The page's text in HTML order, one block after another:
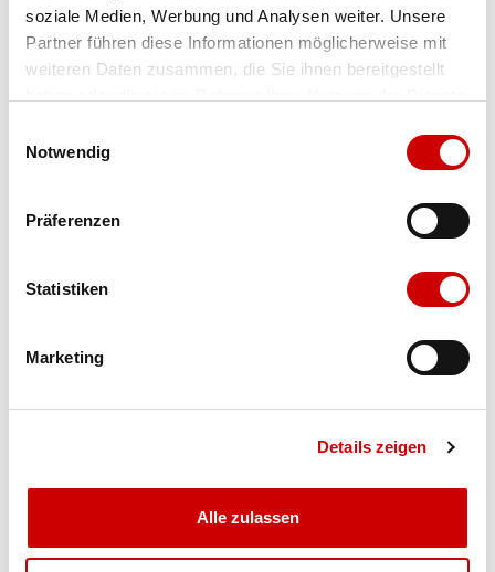
soziale Medien, Werbung und Analysen weiter. Unsere
Partner führen diese Informationen möglicherweise mit
weiteren Daten zusammen, die Sie ihnen bereitgestellt
Notwendig
Präferenzen
Statistiken
Marketing
Details zeigen
Alle zulassen
Ausgewählt
Verfügbarkeit: